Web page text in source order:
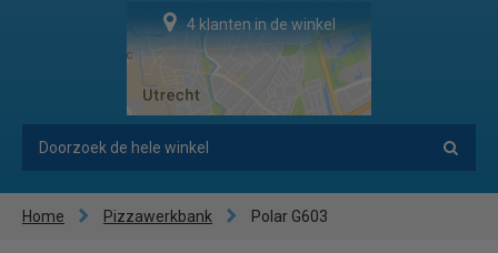
4 klanten in de winkel
Home Pizzawerkbank Polar G603